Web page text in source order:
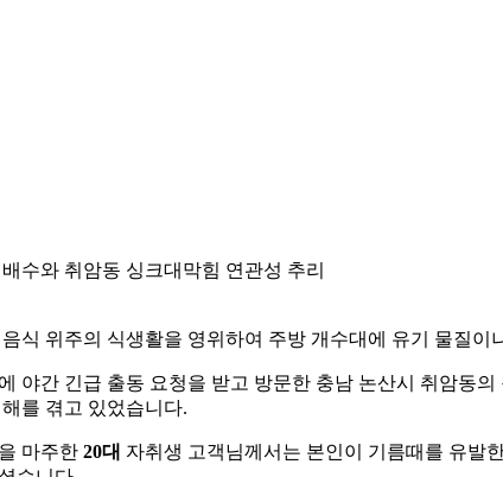
수와 취암동 싱크대막힘 연관성 추리
식 위주의 식생활을 영위하여 주방 개수대에 유기 물질
야간 긴급 출동 요청을 받고 방문한 충남 논산시 취암동
를 겪고 있었습니다.
마주한 20대 자취생 고객님께서는 본인이 기름때를 유발